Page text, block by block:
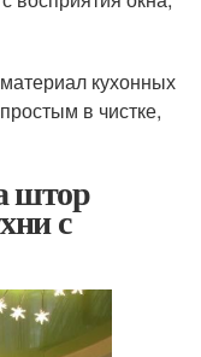
кухонных
в чистке,
штор
с